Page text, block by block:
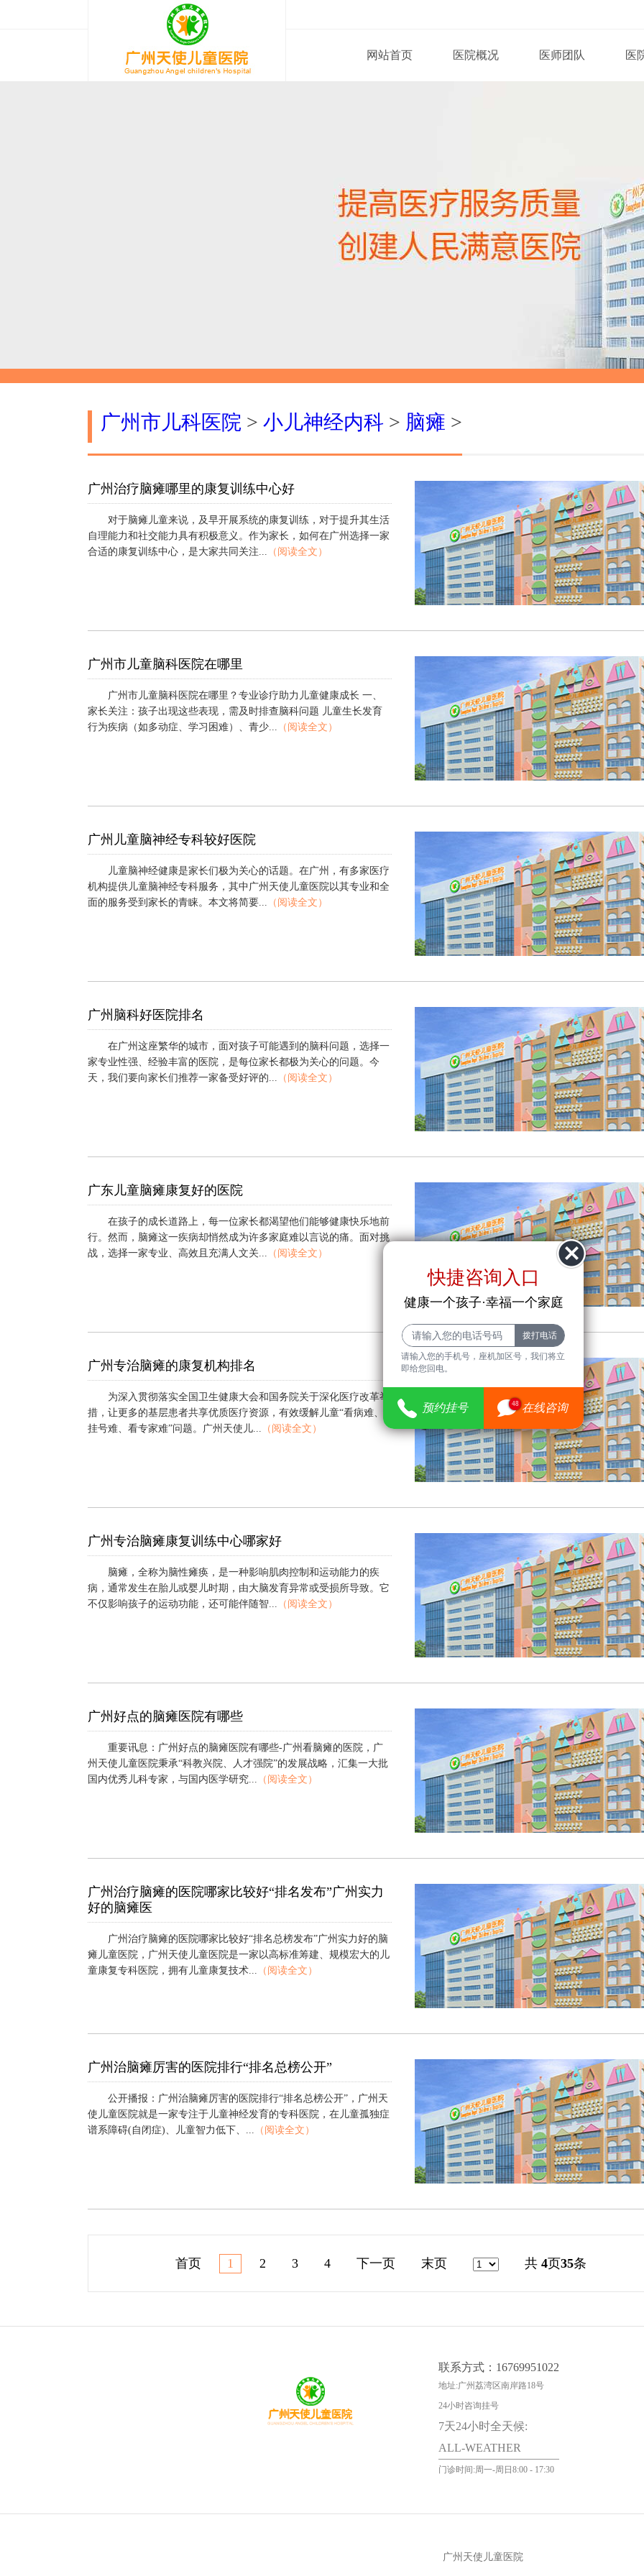
网站首页 医院概况 医师团队 医
广州市儿科医院 > 小儿神经内科 > 脑瘫 >
广州治疗脑瘫哪里的康复训练中心好
对于脑瘫儿童来说，及早开展系统的康复训练，对于提升其生活
自理能力和社交能力具有积极意义。作为家长，如何在广州选择一家
合适的康复训练中心，是大家共同关注... （阅读全文）
广州市儿童脑科医院在哪里
广州市儿童脑科医院在哪里？专业诊疗助力儿童健康成长 一、
家长关注：孩子出现这些表现，需及时排查脑科问题 儿童生长发育
行为疾病（如多动症、学习困难）、青少... （阅读全文）
广州儿童脑神经专科较好医院
儿童脑神经健康是家长们极为关心的话题。在广州，有多家医疗
机构提供儿童脑神经专科服务，其中广州天使儿童医院以其专业和全
面的服务受到家长的青睐。本文将简要... （阅读全文）
广州脑科好医院排名
在广州这座繁华的城市，面对孩子可能遇到的脑科问题，选择一
家专业性强、经验丰富的医院，是每位家长都极为关心的问题。今
天，我们要向家长们推荐一家备受好评的... （阅读全文）
广东儿童脑瘫康复好的医院
在孩子的成长道路上，每一位家长都渴望他们能够健康快乐地前
行。然而，脑瘫这一疾病却悄然成为许多家庭难以言说的痛。面对挑
战，选择一家专业、高效且充满人文关... （阅读全文）
广州专治脑瘫的康复机构排名
为深入贯彻落实全国卫生健康大会和国务院关于深化医疗改革举
措，让更多的基层患者共享优质医疗资源，有效缓解儿童“看病难、
挂号难、看专家难”问题。广州天使儿... （阅读全文）
广州专治脑瘫康复训练中心哪家好
脑瘫，全称为脑性瘫痪，是一种影响肌肉控制和运动能力的疾
病，通常发生在胎儿或婴儿时期，由大脑发育异常或受损所导致。它
不仅影响孩子的运动功能，还可能伴随智... （阅读全文）
广州好点的脑瘫医院有哪些
重要讯息：广州好点的脑瘫医院有哪些-广州看脑瘫的医院，广
州天使儿童医院秉承“科教兴院、人才强院”的发展战略，汇集一大批
国内优秀儿科专家，与国内医学研究... （阅读全文）
广州治疗脑瘫的医院哪家比较好“排名发布”广州实力
好的脑瘫医
广州治疗脑瘫的医院哪家比较好“排名总榜发布”广州实力好的脑
瘫儿童医院，广州天使儿童医院是一家以高标准筹建、规模宏大的儿
童康复专科医院，拥有儿童康复技术... （阅读全文）
广州治脑瘫厉害的医院排行“排名总榜公开”
公开播报：广州治脑瘫厉害的医院排行“排名总榜公开”，广州天
使儿童医院就是一家专注于儿童神经发育的专科医院，在儿童孤独症
谱系障碍(自闭症)、儿童智力低下、... （阅读全文）
首页 1 2 3 4 下一页 末页 共 4页35条
联系方式：16769951022
地址:广州荔湾区南岸路18号
24小时咨询挂号
7天24小时全天候:
ALL-WEATHER
门诊时间:周一-周日8:00 - 17:30
广州天使儿童医院
快捷咨询入口
健康一个孩子·幸福一个家庭
请输入您的手机号，座机加区号，我们将立
即给您回电。
预约挂号 48 在线咨询